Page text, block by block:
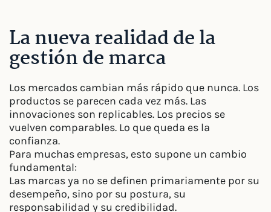
La nueva realidad de la
gestión de marca
Los mercados cambian más rápido que nunca. Los
productos se parecen cada vez más. Las
innovaciones son replicables. Los precios se
vuelven comparables. Lo que queda es la
confianza.
Para muchas empresas, esto supone un cambio
fundamental:
Las marcas ya no se definen primariamente por su
desempeño, sino por su postura, su
responsabilidad y su credibilidad.